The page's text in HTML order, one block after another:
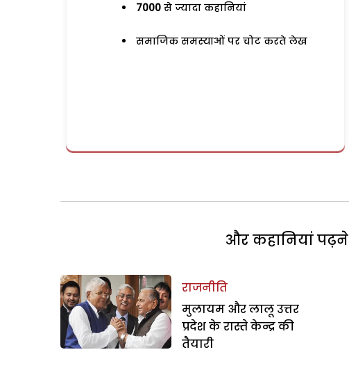
7000 से ज्यादा कहानियां
समाजिक समस्याओं पर चोट करते लेख
और कहानियां
राजनीति
मुलायम और लालू उत्तर
प्रदेश के रास्ते केन्द्र की
तैयारी